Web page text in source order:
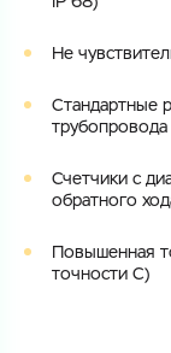
МБ)
Не
Cтандартные
трубопровода
Счетчики с
обратного
Повышенная
точности C)